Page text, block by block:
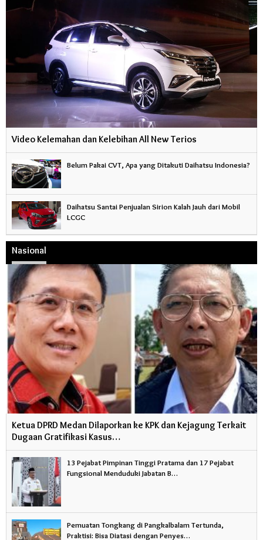
Video Kelemahan dan Kelebihan All New Terios
Belum Pakai CVT, Apa yang Ditakuti Daihatsu Indonesia?
Daihatsu Santai Penjualan Sirion Kalah Jauh dari Mobil
LCGC
Nasional
Ketua DPRD Medan Dilaporkan ke KPK dan Kejagung Terkait
Dugaan Gratifikasi Kasus…
13 Pejabat Pimpinan Tinggi Pratama dan 17 Pejabat
Fungsional Menduduki Jabatan B…
Pemuatan Tongkang di Pangkalbalam Tertunda,
Praktisi: Bisa Diatasi dengan Penyes…